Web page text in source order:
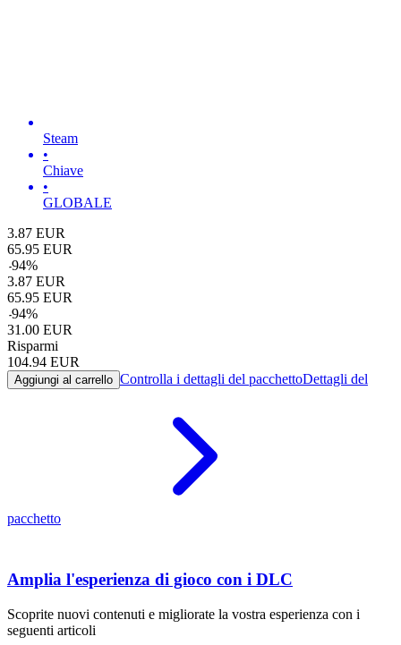
Steam
•
Chiave
•
GLOBALE
3.87 EUR
65.95 EUR
-94%
3.87 EUR
65.95 EUR
-94%
31.00 EUR
Risparmi
104.94 EUR
Aggiungi al carrello Controlla i dettagli del pacchettoDettagli del
pacchetto
Amplia l'esperienza di gioco con i DLC
Scoprite nuovi contenuti e migliorate la vostra esperienza con i
seguenti articoli